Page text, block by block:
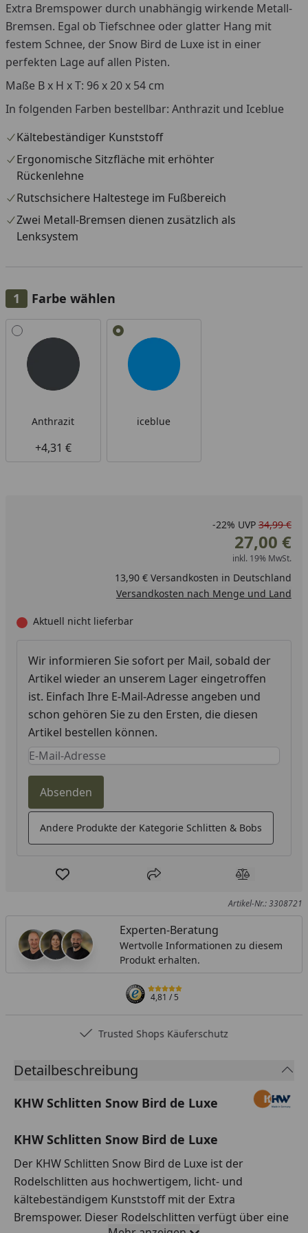
Extra Bremspower durch unabhängig wirkende Metall-
Bremsen. Egal ob Tiefschnee oder glatter Hang mit
festem Schnee, der Snow Bird de Luxe ist in einer
perfekten Lage auf allen Pisten.
Maße B x H x T: 96 x 20 x 54 cm
In folgenden Farben bestellbar: Anthrazit und Iceblue
Kältebeständiger Kunststoff
Ergonomische Sitzfläche mit erhöhter
Rückenlehne
Rutschsichere Haltestege im Fußbereich
Zwei Metall-Bremsen dienen zusätzlich als
Lenksystem
Farbe wählen
Alle anzeigen (2)
Anthrazit
+4,31 €
iceblue
-22% UVP 34,99 €
27,00 €
inkl. 19% MwSt.
13,90 € Versandkosten in Deutschland
Versandkosten nach Menge und Land
Aktuell nicht lieferbar
Wir informieren Sie sofort per Mail, sobald der
Artikel wieder an unserem Lager eingetroffen
ist. Einfach Ihre E-Mail-Adresse angeben und
schon gehören Sie zu den Ersten, die diesen
Artikel bestellen können.
Keine Eingabe erforderlich
Eingabe erforderlich
Absenden
Andere Produkte der Kategorie Schlitten & Bobs
Produkt zur Wunschliste hinzufügen
Teilen Produkt
Artikel-Nr.: 3308721
Experten-Beratung
Wertvolle Informationen zu diesem
Produkt erhalten.
4,81/ 5
Trusted Shops Käuferschutz
Detailbeschreibung
KHW Schlitten Snow Bird de Luxe
KHW Schlitten Snow Bird de Luxe
Der KHW Schlitten Snow Bird de Luxe ist der
Rodelschlitten aus hochwertigem, licht- und
kältebeständigem Kunststoff mit der Extra
Bremspower. Dieser Rodelschlitten verfügt über eine